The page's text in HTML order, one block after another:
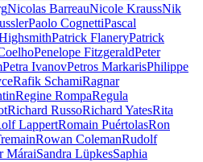
Nicolas BarreauNicole KraussNik
Paolo CognettiPascal
Patrick FlaneryPatrick
Penelope FitzgeraldPeter
Petra IvanovPetros MarkarisPhilippe
Rafik SchamiRagnar
Regine RompaRegula
Richard RussoRichard YatesRita
LappertRomain PuértolasRon
Rowan ColemanRudolf
MáraiSandra LüpkesSaphia